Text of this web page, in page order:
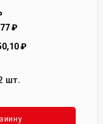
₽
₽
шт.